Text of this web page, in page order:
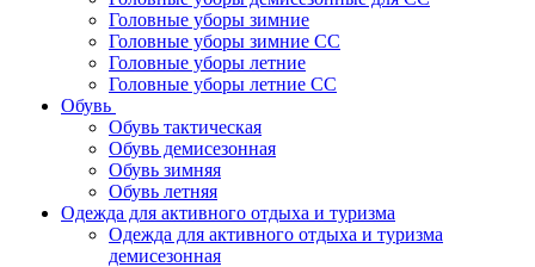
Головные уборы зимние
Головные уборы зимние СС
Головные уборы летние
Головные уборы летние СС
Обувь
Обувь тактическая
Обувь демисезонная
Обувь зимняя
Обувь летняя
Одежда для активного отдыха и туризма
Одежда для активного отдыха и туризма
демисезонная